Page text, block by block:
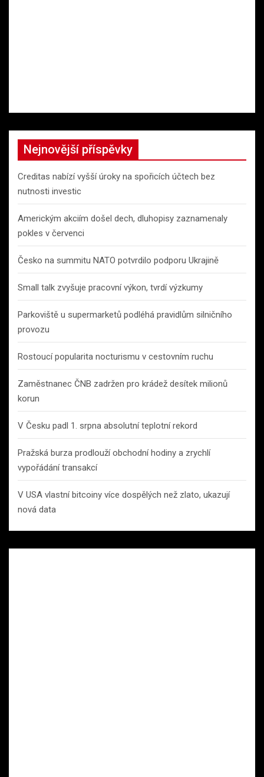
Nejnovější příspěvky
Creditas nabízí vyšší úroky na spořicích účtech bez
nutnosti investic
Americkým akciím došel dech, dluhopisy zaznamenaly
pokles v červenci
Česko na summitu NATO potvrdilo podporu Ukrajině
Small talk zvyšuje pracovní výkon, tvrdí výzkumy
Parkoviště u supermarketů podléhá pravidlům silničního
provozu
Rostoucí popularita nocturismu v cestovním ruchu
Zaměstnanec ČNB zadržen pro krádež desítek milionů
korun
V Česku padl 1. srpna absolutní teplotní rekord
Pražská burza prodlouží obchodní hodiny a zrychlí
vypořádání transakcí
V USA vlastní bitcoiny více dospělých než zlato, ukazují
nová data